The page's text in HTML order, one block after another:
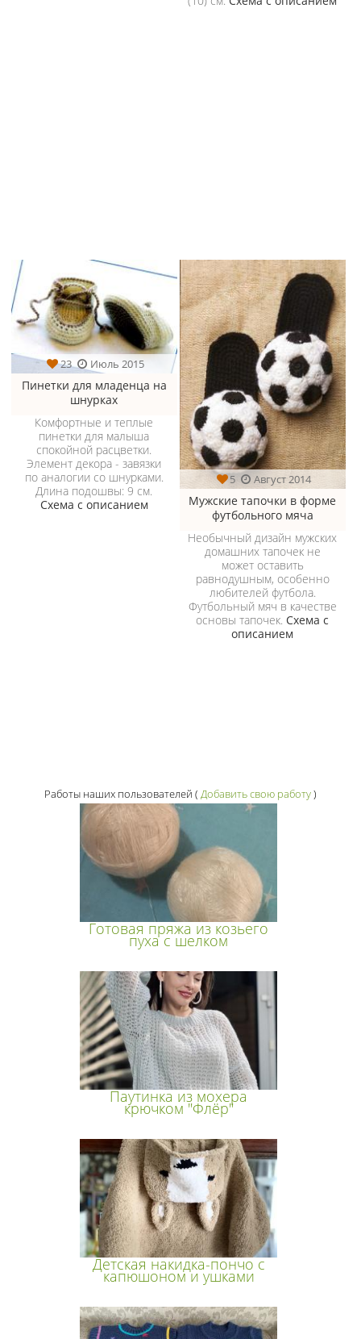
23 Июль 2015
Пинетки для младенца на
шнурках
Комфортные и теплые
пинетки для малыша
спокойной расцветки.
Элемент декора - завязки
по аналогии со шнурками.
Длина подошвы: 9 см.
Схема с описанием
5 Август 2014
Мужские тапочки в форме
футбольного мяча
Необычный дизайн мужских
домашних тапочек не
может оставить
равнодушным, особенно
любителей футбола.
Футбольный мяч в качестве
основы тапочек. Схема с
описанием
Работы наших пользователей ( Добавить свою работу)
Готовая пряжа из козьего
пуха с шелком
Паутинка из мохера
крючком "Флёр"
Детская накидка-пончо с
капюшоном и ушками